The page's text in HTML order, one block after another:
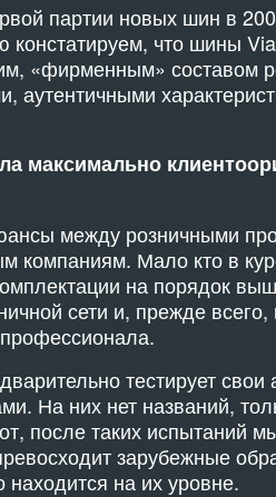
партии новых шин в
констатируем, что шины
«фирменным» составом
аутентичными
максимально
между розничными
компаниям. Мало кто в
на порядок
сети и, прежде
тестирует свои
На них нет названий,
после таких испытаний
зарубежные
находится на их уровне.